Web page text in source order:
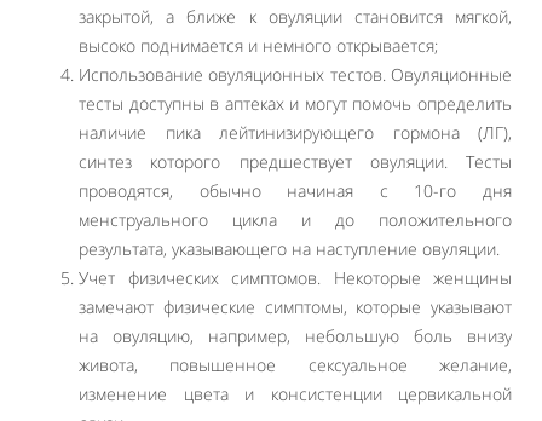
закрытой, а ближе к овуляции становится мягкой,
высоко поднимается и немного открывается;
Использование овуляционных тестов. Овуляционные
тесты доступны в аптеках и могут помочь определить
наличие пика лейтинизирующего гормона (ЛГ),
синтез которого предшествует овуляции. Тесты
проводятся, обычно начиная с 10-го дня
менструального цикла и до положительного
результата, указывающего на наступление овуляции.
Учет физических симптомов. Некоторые женщины
замечают физические симптомы, которые указывают
на овуляцию, например, небольшую боль внизу
живота, повышенное сексуальное желание,
изменение цвета и консистенции цервикальной